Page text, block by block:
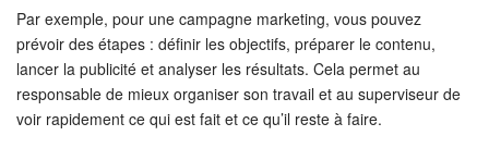
Messenger
Collabs
Par exemple, pour une campagne marketing, vous pouvez
prévoir des étapes : définir les objectifs, préparer le contenu,
lancer la publicité et analyser les résultats. Cela permet au
responsable de mieux organiser son travail et au superviseur de
voir rapidement ce qui est fait et ce qu’il reste à faire.